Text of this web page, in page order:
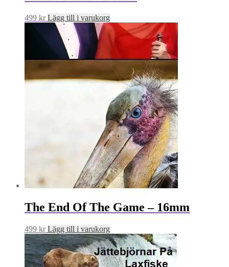
499 kr Lägg till i varukorg
The End Of The Game – 16mm
499 kr Lägg till i varukorg